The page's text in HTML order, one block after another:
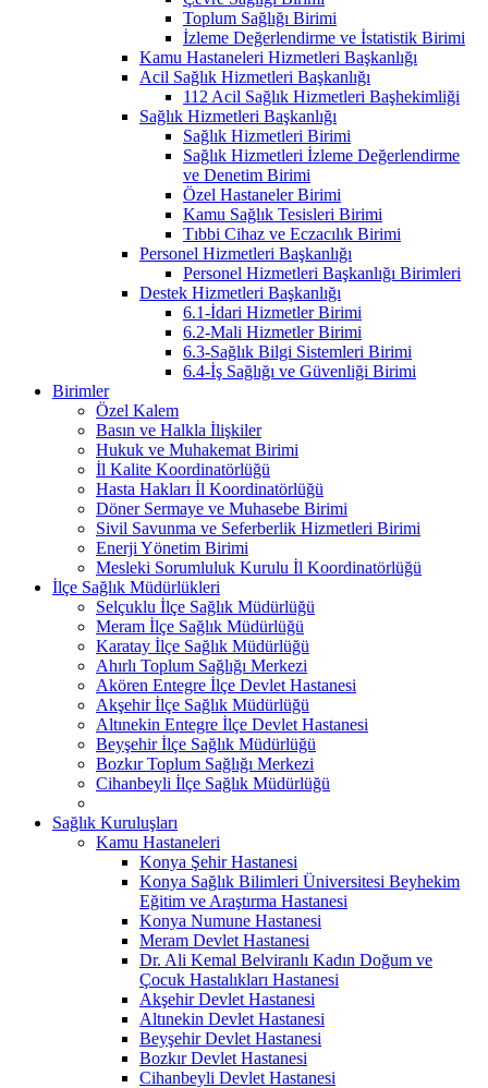
Toplum Sağlığı Birimi
İzleme Değerlendirme ve İstatistik Birimi
Kamu Hastaneleri Hizmetleri Başkanlığı
Acil Sağlık Hizmetleri Başkanlığı
112 Acil Sağlık Hizmetleri Başhekimliği
Sağlık Hizmetleri Başkanlığı
Sağlık Hizmetleri Birimi
Sağlık Hizmetleri İzleme Değerlendirme
ve Denetim Birimi
Özel Hastaneler Birimi
Kamu Sağlık Tesisleri Birimi
Tıbbi Cihaz ve Eczacılık Birimi
Personel Hizmetleri Başkanlığı
Personel Hizmetleri Başkanlığı Birimleri
Destek Hizmetleri Başkanlığı
6.1-İdari Hizmetler Birimi
6.2-Mali Hizmetler Birimi
6.3-Sağlık Bilgi Sistemleri Birimi
6.4-İş Sağlığı ve Güvenliği Birimi
Birimler
Özel Kalem
Basın ve Halkla İlişkiler
Hukuk ve Muhakemat Birimi
İl Kalite Koordinatörlüğü
Hasta Hakları İl Koordinatörlüğü
Döner Sermaye ve Muhasebe Birimi
Sivil Savunma ve Seferberlik Hizmetleri Birimi
Enerji Yönetim Birimi
Mesleki Sorumluluk Kurulu İl Koordinatörlüğü
İlçe Sağlık Müdürlükleri
Selçuklu İlçe Sağlık Müdürlüğü
Meram İlçe Sağlık Müdürlüğü
Karatay İlçe Sağlık Müdürlüğü
Ahırlı Toplum Sağlığı Merkezi
Akören Entegre İlçe Devlet Hastanesi
Akşehir İlçe Sağlık Müdürlüğü
Altınekin Entegre İlçe Devlet Hastanesi
Beyşehir İlçe Sağlık Müdürlüğü
Bozkır Toplum Sağlığı Merkezi
Cihanbeyli İlçe Sağlık Müdürlüğü
Sağlık Kuruluşları
Kamu Hastaneleri
Konya Şehir Hastanesi
Konya Sağlık Bilimleri Üniversitesi Beyhekim
Eğitim ve Araştırma Hastanesi
Konya Numune Hastanesi
Meram Devlet Hastanesi
Dr. Ali Kemal Belviranlı Kadın Doğum ve
Çocuk Hastalıkları Hastanesi
Akşehir Devlet Hastanesi
Altınekin Devlet Hastanesi
Beyşehir Devlet Hastanesi
Bozkır Devlet Hastanesi
Cihanbeyli Devlet Hastanesi